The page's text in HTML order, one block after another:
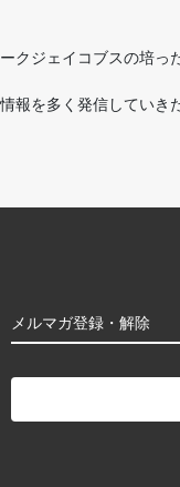
クジェイコブスの培っ
を多く発信していき
メルマガ登録・解除